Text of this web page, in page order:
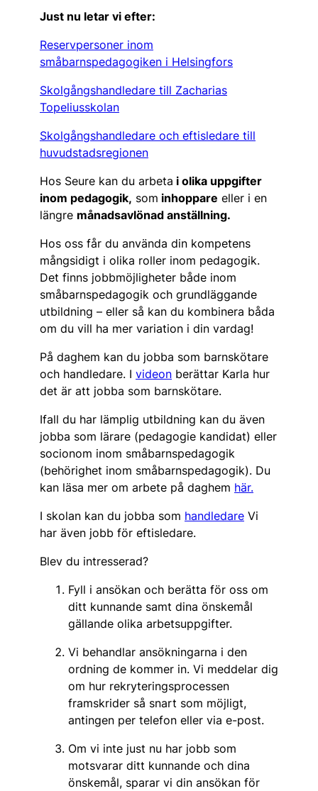
Just nu letar vi efter:
Reservpersoner inom
småbarnspedagogiken i Helsingfors
Skolgångshandledare till Zacharias
Topeliusskolan
Skolgångshandledare och eftisledare till
huvudstadsregionen
Hos Seure kan du arbeta i olika uppgifter
inom pedagogik, som inhoppare eller i en
längre månadsavlönad anställning.
Hos oss får du använda din kompetens
mångsidigt i olika roller inom pedagogik.
Det finns jobbmöjligheter både inom
småbarnspedagogik och grundläggande
utbildning – eller så kan du kombinera båda
om du vill ha mer variation i din vardag!
På daghem kan du jobba som barnskötare
och handledare. I videon berättar Karla hur
det är att jobba som barnskötare.
Ifall du har lämplig utbildning kan du även
jobba som lärare (pedagogie kandidat) eller
socionom inom småbarnspedagogik
(behörighet inom småbarnspedagogik). Du
kan läsa mer om arbete på daghem här.
I skolan kan du jobba som handledare Vi
har även jobb för eftisledare.
Blev du intresserad?
Fyll i ansökan och berätta för oss om
ditt kunnande samt dina önskemål
gällande olika arbetsuppgifter.
Vi behandlar ansökningarna i den
ordning de kommer in. Vi meddelar dig
om hur rekryteringsprocessen
framskrider så snart som möjligt,
antingen per telefon eller via e-post.
Om vi inte just nu har jobb som
motsvarar ditt kunnande och dina
önskemål, sparar vi din ansökan för